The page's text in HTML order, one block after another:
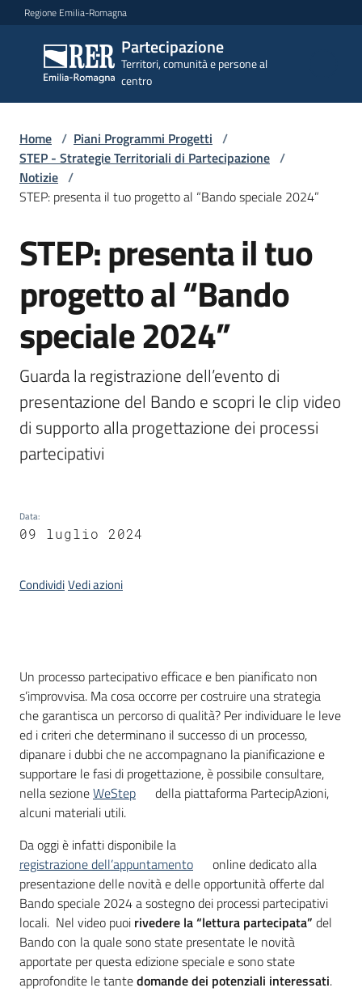
Vai al contenuto
Vai alla navigazione
Vai al footer
Regione Emilia-Romagna
Partecipazione
Territori, comunità e persone al
centro
Partecipazione
Territori, comunità e
persone al centro
Argomenti
Atti
Piani
Programmi
Progetti
Menu selezionato
Partecipa
Home / Piani Programmi Progetti /
STEP - Strategie Territoriali di Partecipazione /
Notizie /
STEP: presenta il tuo progetto al “Bando speciale 2024”
Salta al contenuto
STEP: presenta il tuo
progetto al “Bando
speciale 2024”
Guarda la registrazione dell’evento di
presentazione del Bando e scopri le clip video
di supporto alla progettazione dei processi
partecipativi
Data:
09 luglio 2024
CondividiVedi azioni
Introduzione
Un processo partecipativo efficace e ben pianificato non
s’improvvisa. Ma cosa occorre per costruire una strategia
che garantisca un percorso di qualità? Per individuare le leve
ed i criteri che determinano il successo di un processo,
dipanare i dubbi che ne accompagnano la pianificazione e
supportare le fasi di progettazione, è possibile consultare,
nella sezioneWeStep
della piattaforma PartecipAzioni,
alcuni materiali utili.
Da oggi è infatti disponibile la
registrazione dell’appuntamento
online dedicato alla
presentazione delle novità e delle opportunità offerte dal
Bando speciale 2024 a sostegno dei processi partecipativi
locali. Nel video puoi rivedere la “lettura partecipata” del
Bando con la quale sono state presentate le novità
apportate per questa edizione speciale e sono state
approfondite le tantedomande dei potenziali interessati.